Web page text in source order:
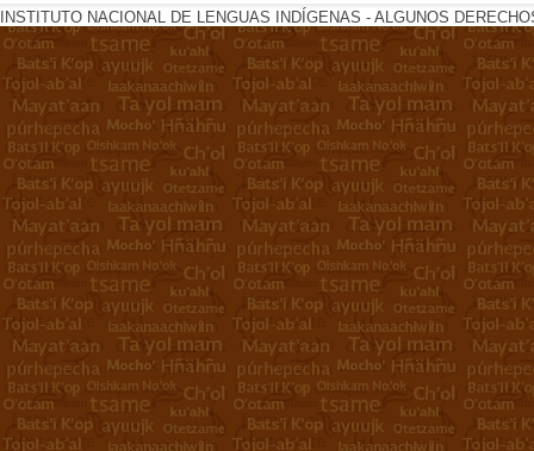
INSTITUTO NACIONAL DE LENGUAS INDÍGENAS - ALGUNOS